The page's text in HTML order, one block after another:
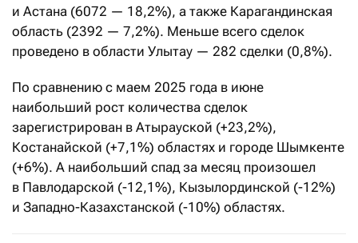
и Астана (6072 — 18,2%), а также Карагандинская
область (2392 — 7,2%). Меньше всего сделок
проведено в области Улытау — 282 сделки (0,8%).
По сравнению с маем 2025 года в июне
наибольший рост количества сделок
зарегистрирован в Атырауской (+23,2%),
Костанайской (+7,1%) областях и городе Шымкенте
(+6%). А наибольший спад за месяц произошел
в Павлодарской (-12,1%), Кызылординской (-12%)
и Западно-Казахстанской (-10%) областях.